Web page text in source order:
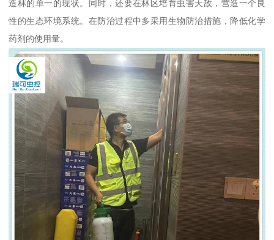
造林的单一的现状。同时，还要在林区培育虫害天敌，营造一个良
性的生态环境系统。在防治过程中多采用生物防治措施，降低化学
药剂的使用量。